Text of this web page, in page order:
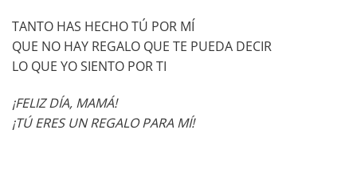
TANTO HAS HECHO TÚ POR MÍ
QUE NO HAY REGALO QUE TE PUEDA DECIR
LO QUE YO SIENTO POR TI
¡FELIZ DÍA, MAMÁ!
¡TÚ ERES UN REGALO PARA MÍ!